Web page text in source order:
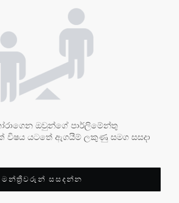
ඔවුන්ගේ පාර්ලිමේන්තු
විෂය යටතේ ඇගයීම් ලකුණු සමග සසදා
මන්ත්‍රීවරුන් සසදන්න